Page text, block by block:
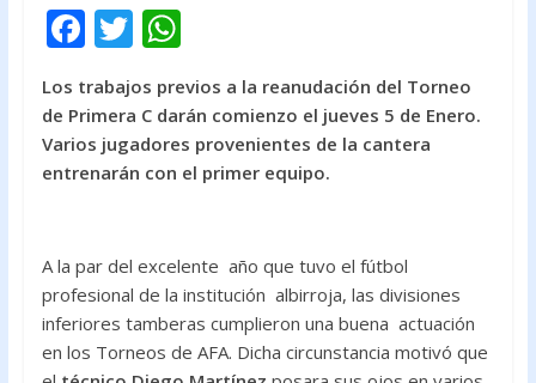
F
ac
e
b
o
k
T
itt
er
W
h
at
s
A
p
Los trabajos previos a la reanudación del Torneo
de Primera C darán comienzo el jueves 5 de Enero.
Varios jugadores provenientes de la cantera
entrenarán con el primer equipo.
A la par del excelente año que tuvo el fútbol
profesional de la institución albirroja, las divisiones
inferiores tamberas cumplieron una buena actuación
en los Torneos de AFA. Dicha circunstancia motivó que